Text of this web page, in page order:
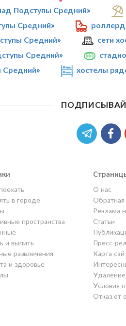
Подступы Средний»
Средний»
Средний»
сети
Средний»
Средний»
хостелы
в городе
пространства
и выпить
развлечения
и здоровье
О нас
Обратная
Реклама
Статьи
Пресс-
Карта
Удаление
Условия
Отказ от